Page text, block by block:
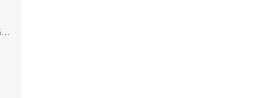
Lesnická kožená brašna - hnědá hovězina